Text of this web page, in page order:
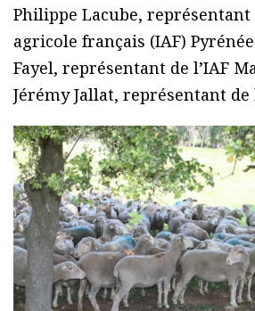
Philippe Lacube,
agricole français (IAF)
Fayel, représentant de l’IAF
Jérémy Jallat, représentant de